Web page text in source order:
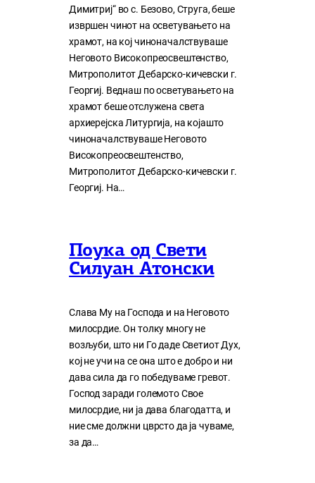
Димитриј“ во с. Безово, Струга, беше
извршен чинот на осветувањето на
храмот, на кој чиноначалствуваше
Неговото Високопреосвештенство,
Митрополитот Дебарско-кичевски г.
Георгиј. Веднаш по осветувањето на
храмот беше отслужена света
архиерејска Литургија, на којашто
чиноначалствуваше Неговото
Високопреосвештенство,
Митрополитот Дебарско-кичевски г.
Георгиј. На…
Поука од Свети
Силуан Атонски
Слава Му на Господа и на Неговото
милосрдие. Он толку многу нe
возљуби, што ни Го даде Светиот Дух,
кој нe учи на сe она што е добро и ни
дава сила да го победуваме гревот.
Господ заради големото Свое
милосрдие, ни ја дава благодатта, и
ние сме должни цврсто да ја чуваме,
за да…